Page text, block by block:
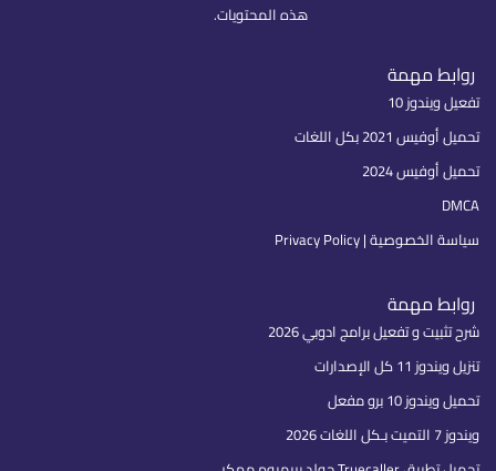
هذه المحتويات.
روابط مهمة
تفعيل ويندوز 10
تحميل أوفيس 2021 بكل اللغات
تحميل أوفيس 2024
DMCA
سياسة الخصوصية | Privacy Policy
روابط مهمة
شرح تثبيت و تفعيل برامج ادوبي 2026
تنزيل ويندوز 11 كل الإصدارات
تحميل ويندوز 10 برو مفعل
ويندوز 7 التميت بـكل اللغات 2026